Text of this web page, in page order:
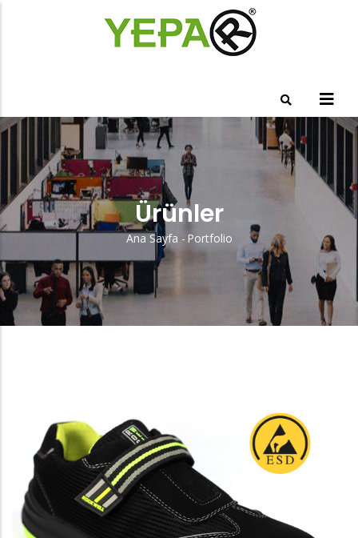
Ürünler
Sayfa
Yolu
Ana Sayfa - Portfolio